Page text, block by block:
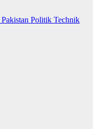
Pakistan Politik Technik